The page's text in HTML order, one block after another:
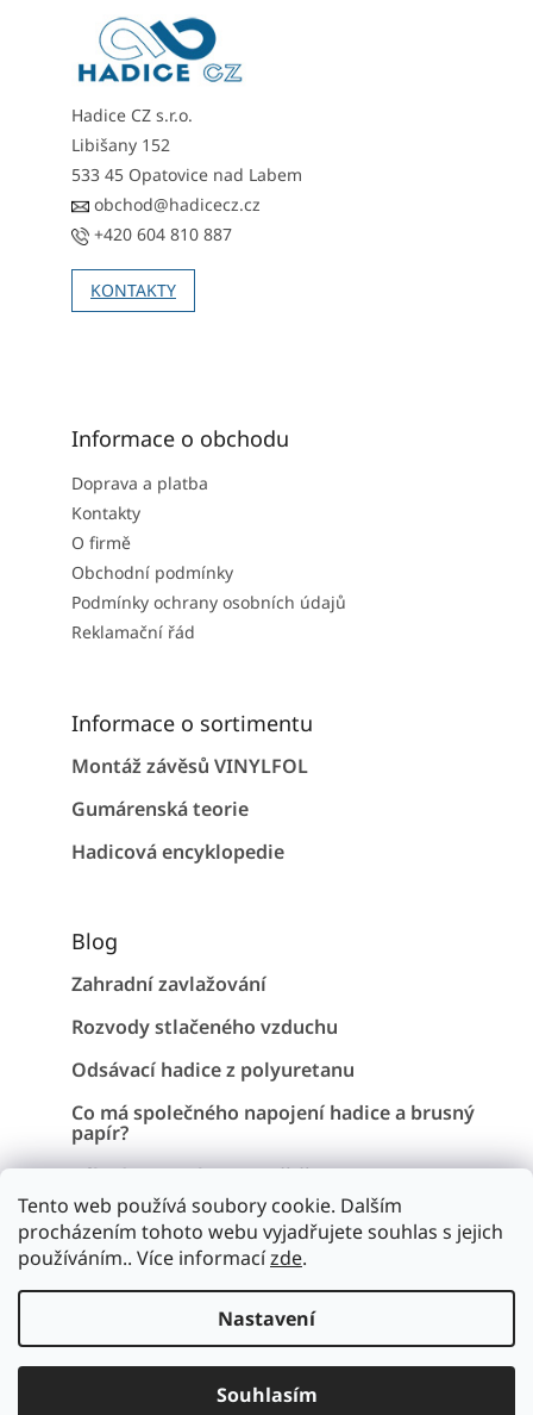
Tento web používá soubory cookie. Dalším
procházením tohoto webu vyjadřujete souhlas s jejich
používáním.. Více informacízde.
Nastavení
Souhlasím
Hadice CZ s.r.o.
Libišany 152
533 45 Opatovice nad Labem
obchod@hadicecz.cz
+420 604 810 887
KONTAKTY
Informace o obchodu
Doprava a platba
Kontakty
O firmě
Obchodní podmínky
Podmínky ochrany osobních údajů
Reklamační řád
Informace o sortimentu
Montáž závěsů VINYLFOL
Gumárenská teorie
Hadicová encyklopedie
Blog
Zahradní zavlažování
Rozvody stlačeného vzduchu
Odsávací hadice z polyuretanu
Co má společného napojení hadice a brusný
papír?
Záhadu Stonehenge vyřešena !
Copyright 2026Hadice a pryž. Všechna práva vyhrazena.
Upravit nastavení cookies